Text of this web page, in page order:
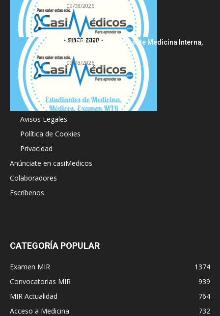
09/08/2026
HARRISON Principios de Medicina Interna,
09/08/2026
Acerca de
Avisos Legales
Política de Cookies
Privacidad
Anúnciate en casiMedicos
Colaboradores
Escríbenos
CATEGORÍA POPULAR
Examen MIR
1374
Convocatorias MIR
939
MIR Actualidad
764
Acceso a Medicina
732